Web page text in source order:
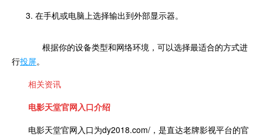
3. 在手机或电脑上选择输出到外部显示器。
根据你的设备类型和网络环境，可以选择最适合的方式进
行投屏。
相关资讯
电影天堂官网入口介绍
电影天堂官网入口为dy2018.com/，是直达老牌影视平台的官